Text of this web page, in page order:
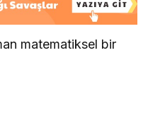
matematiksel bir